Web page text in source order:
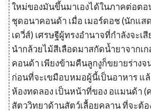
ใหม่ของมันขึ้นมาเองได้ในภาคต่อตอ
ชุดอนาคอนด้า เมื่อ เมอร์ดอช (นักแส
เดวี่ส์) เศรษฐีผู้ทรงอำนาจที่กำลังจะ
นำกล้วยไม้สีเลือดมาสกัดน้ำยาจากเ
คอนด้า เพียงข้ามคืนลูกงูก็ขยายร่าง
ก่อนที่จะเขมือบหมอผู้นี้เป็นอาหาร แ
ห้องทดลอง เป็นหน้าที่ของ อแมนด้า (
สัตววิทยาด้านสัตว์เลื้อยคลาน ที่จะต้อ